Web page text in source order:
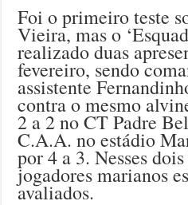
Foi o primeiro teste
Vieira, mas o
realizado duas
fevereiro, sendo
assistente
contra o mesmo
2 a 2 no CT Padre
C.A.A. no estádio
por 4 a 3. Nesses
jogadores marianos
avaliados.